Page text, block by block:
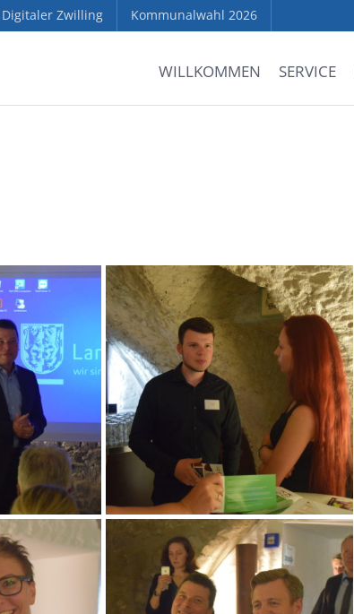
Digitaler Zwilling Kommunalwahl 2026
WILLKOMMEN SERVICE